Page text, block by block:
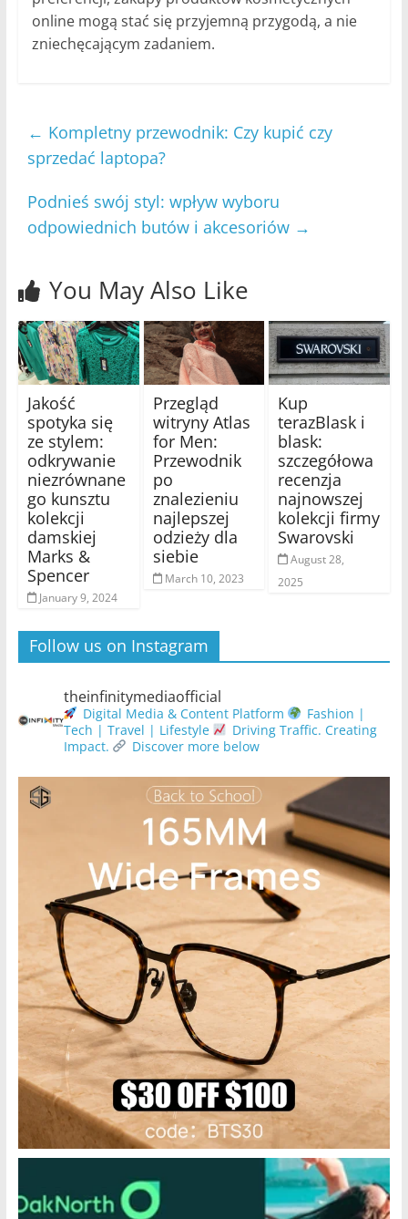
online mogą stać się przyjemną przygodą, a nie
zniechęcającym zadaniem.
← Kompletny przewodnik: Czy kupić czy
sprzedać laptopa?
Podnieś swój styl: wpływ wyboru
odpowiednich butów i akcesoriów →
You May Also Like
Jakość
spotyka się
ze stylem:
odkrywanie
niezrównane
go kunsztu
kolekcji
damskiej
Marks &
Spencer
January 9, 2024
Przegląd
witryny Atlas
for Men:
Przewodnik
po
znalezieniu
najlepszej
odzieży dla
siebie
March 10, 2023
Kup
terazBlask i
blask:
szczegółowa
recenzja
najnowszej
kolekcji firmy
Swarovski
August 28,
2025
Follow us on Instagram
theinfinitymediaofficial
Digital Media & Content Platform
Fashion |
Tech | Travel | Lifestyle
Driving Traffic. Creating
Impact.
Discover more below